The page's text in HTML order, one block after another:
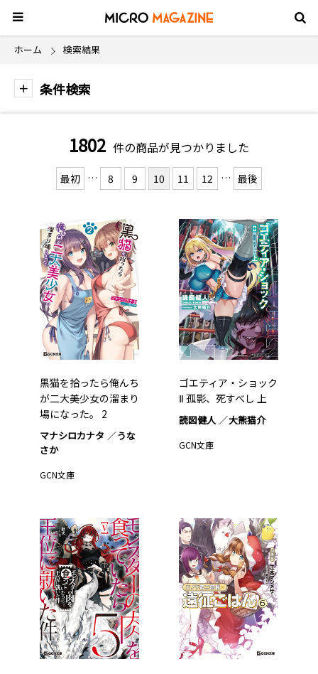
ホーム 検索結果
条件検索
1802 件の商品が見つかりました
最初 … 8 9 10 11 12 … 最後
黒猫を拾ったら俺んち
が二大美少女の溜まり
場になった。 2
マナシロカナタ
うな
さか
GCN文庫
ゴエティア・ショック
Ⅱ 孤影、死すべし 上
読図健人 大熊猫介
GCN文庫